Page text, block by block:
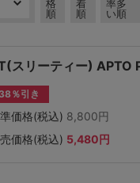
格
順
着
順
率多
い順
スリーティー) APTO
38％引き
価格(税込) 8,800円
価格(税込) 5,480円